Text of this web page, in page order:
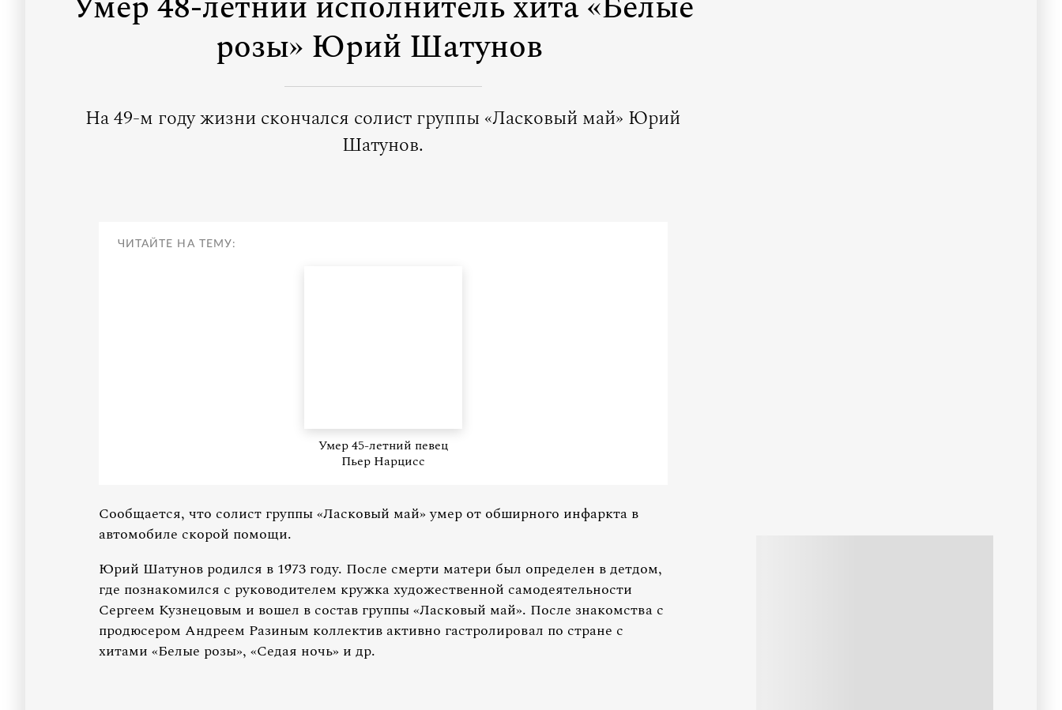
розы» Юрий Шатунов
На 49-м году жизни скончался солист группы «Ласковый май» Юрий
Шатунов.
ЧИТАЙТЕ НА ТЕМУ:
Умер 45-летний певец
Пьер Нарцисс
Сообщается, что солист группы «Ласковый май» умер от обширного инфаркта в
автомобиле скорой помощи.
Юрий Шатунов родился в 1973 году. После смерти матери был определен в детдом,
где познакомился с руководителем кружка художественной самодеятельности
Сергеем Кузнецовым и вошел в состав группы «Ласковый май». После знакомства с
продюсером Андреем Разиным коллектив активно гастролировал по стране с
хитами «Белые розы», «Седая ночь» и др.